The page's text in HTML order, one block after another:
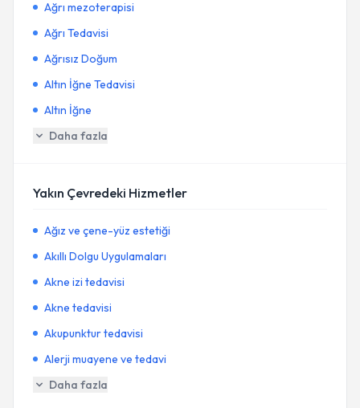
Ağrı mezoterapisi
Ağrı Tedavisi
Ağrısız Doğum
Altın İğne Tedavisi
Altın İğne
Daha fazla
Yakın Çevredeki Hizmetler
Ağız ve çene-yüz estetiği
Akıllı Dolgu Uygulamaları
Akne izi tedavisi
Akne tedavisi
Akupunktur tedavisi
Alerji muayene ve tedavi
Daha fazla